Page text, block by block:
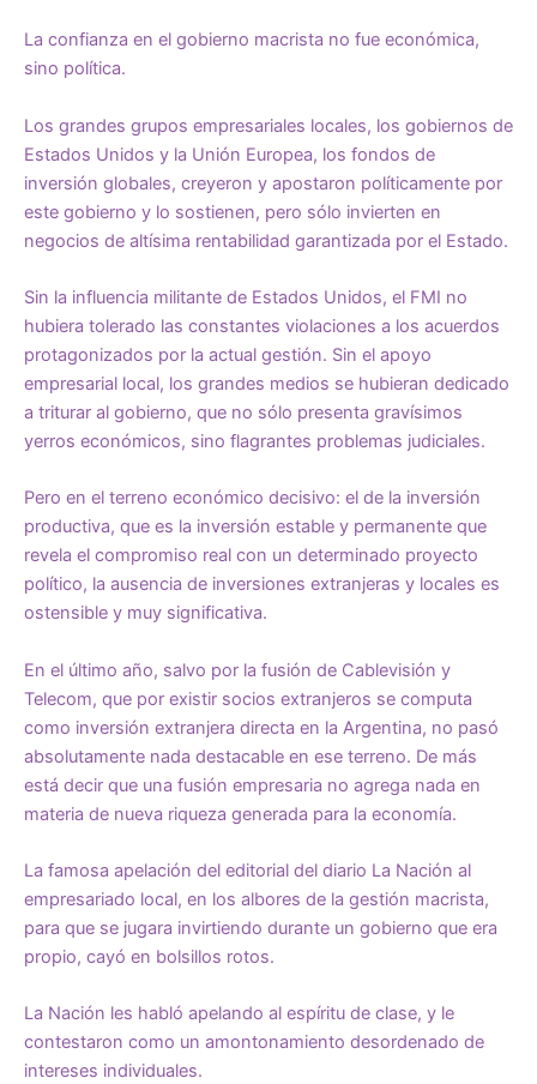
La confianza en el gobierno macrista no fue económica,
sino política.
Los grandes grupos empresariales locales, los gobiernos de
Estados Unidos y la Unión Europea, los fondos de
inversión globales, creyeron y apostaron políticamente por
este gobierno y lo sostienen, pero sólo invierten en
negocios de altísima rentabilidad garantizada por el Estado.
Sin la influencia militante de Estados Unidos, el FMI no
hubiera tolerado las constantes violaciones a los acuerdos
protagonizados por la actual gestión. Sin el apoyo
empresarial local, los grandes medios se hubieran dedicado
a triturar al gobierno, que no sólo presenta gravísimos
yerros económicos, sino flagrantes problemas judiciales.
Pero en el terreno económico decisivo: el de la inversión
productiva, que es la inversión estable y permanente que
revela el compromiso real con un determinado proyecto
político, la ausencia de inversiones extranjeras y locales es
ostensible y muy significativa.
En el último año, salvo por la fusión de Cablevisión y
Telecom, que por existir socios extranjeros se computa
como inversión extranjera directa en la Argentina, no pasó
absolutamente nada destacable en ese terreno. De más
está decir que una fusión empresaria no agrega nada en
materia de nueva riqueza generada para la economía.
La famosa apelación del editorial del diario La Nación al
empresariado local, en los albores de la gestión macrista,
para que se jugara invirtiendo durante un gobierno que era
propio, cayó en bolsillos rotos.
La Nación les habló apelando al espíritu de clase, y le
contestaron como un amontonamiento desordenado de
intereses individuales.